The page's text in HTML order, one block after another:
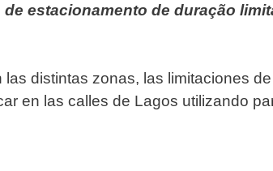
de estacionamento de duração
las distintas zonas, las limitaciones
en las calles de Lagos utilizando